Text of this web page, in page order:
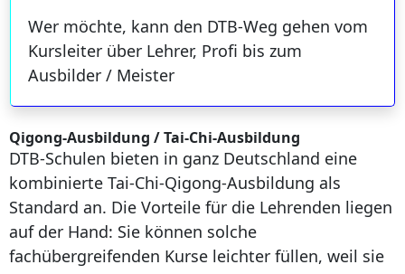
Wer möchte, kann den DTB-Weg gehen vom
Kursleiter über Lehrer, Profi bis zum
Ausbilder / Meister
Qigong-Ausbildung / Tai-Chi-Ausbildung
DTB-Schulen bieten in ganz Deutschland eine
kombinierte Tai-Chi-Qigong-Ausbildung als
Standard an. Die Vorteile für die Lehrenden liegen
auf der Hand: Sie können solche
fachübergreifenden Kurse leichter füllen, weil sie